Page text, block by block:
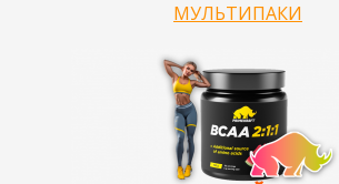
МУЛЬТИПАКИ